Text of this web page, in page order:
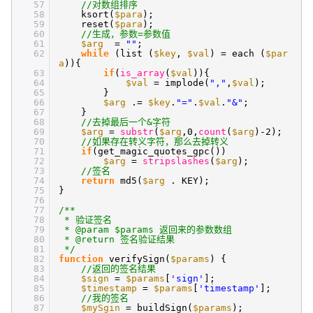
57
58
59
60
61
62
63
64
65
66
67
68
69
70
71
72
73
74
75
76
77
78
79
80
81
82
83
84
85
86
87
//对数组排序
ksort( $para );
reset( $para );
//生成，参数=参数值
$arg
= "" ;
while
(list ( $key , $val ) = each ( $par
a )){
if ( is_array( $val )){
$val = implode( "," , $val );
}
$arg
.= $key . "=" . $val . "&" ;
}
//去掉最后一个&字符
$arg = substr( $arg ,0, count ( $arg )-2);
//如果存在转义字符，那么去掉转义
if (get_magic_quotes_gpc())
$arg = stripslashes ( $arg );
//签名
return md5( $arg
. KEY);
}
/**
* 验证签名
* @param $params 返回来的参数数组
* @return 签名验证结果
*/
function verifySign( $params ) {
//返回的签名结果
$sign = $params 'sign'
];
$timestamp = $params 'timestamp'
];
//我的签名
$mySgin = buildSign( $params );